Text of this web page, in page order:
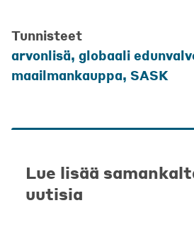
Tunnisteet
arvonlisä, globaali
maailmankauppa, SASK
Lue lisää
uutisia